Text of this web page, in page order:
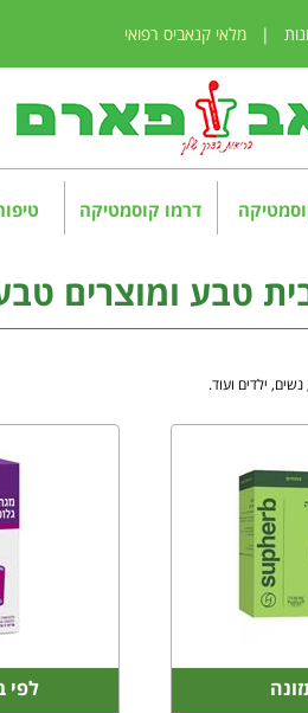
| מלאי קנאביס רפואי
דרמו קוסמטיקה
טבע ומוצרים
ילדים ועוד.
לפי